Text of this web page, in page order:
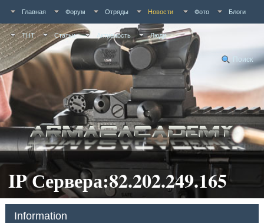
Главная Форум Отряды Новости Фото Блоги
ТНТ Статьи Активность Люди
Поиск
IP Сервера:82.202.249.165
Information